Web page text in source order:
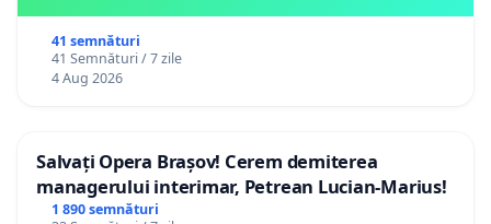
41 semnături
41 Semnături / 7 zile
4 Aug 2026
Salvați Opera Brașov! Cerem demiterea
managerului interimar, Petrean Lucian-Marius!
1 890 semnături